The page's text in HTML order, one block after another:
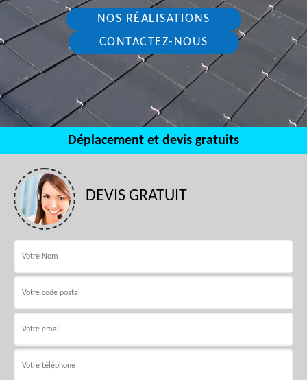
NOS RÉALISATIONS
CONTACTEZ-NOUS
Déplacement et devis gratuits
DEVIS GRATUIT